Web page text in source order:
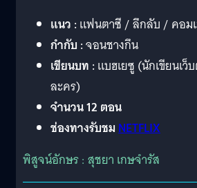
แนว :แฟนตาซี / ลึกลับ / คอม
กำกับ :จอนชางกึน
เขียนบท :แบฮเยซู (นักเขียนเ
ละคร)
จำนวน 12 ตอน
ช่องทางรับชมNETFLIX
พิสูจน์อักษร : สุชยา เกษจำรัส